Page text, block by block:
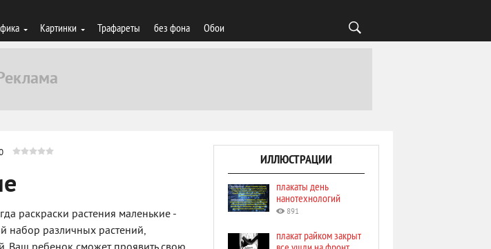
Картинки Трафареты без фона Обои
раскраски растения маленькие -
набор различных растений,
ИЛЛЮСТРАЦИИ
плакаты день
нанотехнологий
891
плакат райком закрыт